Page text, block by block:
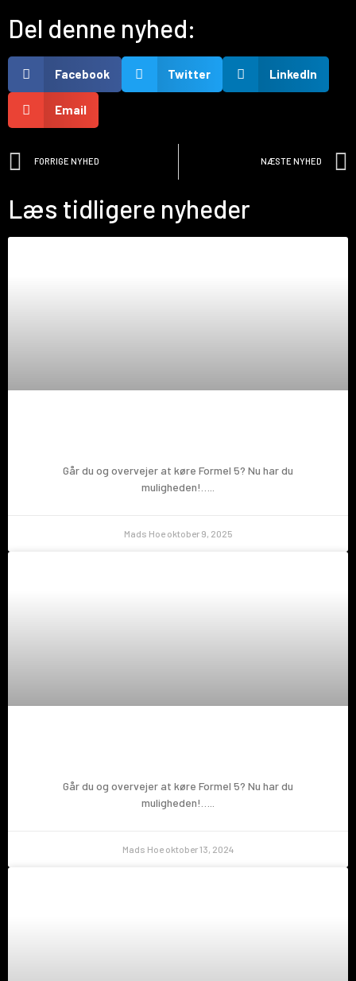
Del denne nyhed:
Facebook Twitter LinkedIn
Email
FORRIGE NYHED NÆSTE NYHED
Læs tidligere nyheder
Går du og overvejer at køre Formel 5? Nu har du
muligheden!…..
Mads Hoe oktober 9, 2025
Går du og overvejer at køre Formel 5? Nu har du
muligheden!…..
Mads Hoe oktober 13, 2024